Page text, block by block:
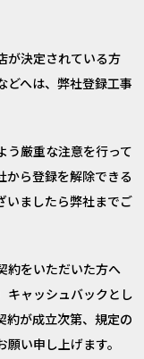
が決定されている方
どへは、弊社登録工事
う厳重な注意を行って
から登録を解除できる
いましたら弊社までご
約をいただいた方へ
キャッシュバックとし
約が成立次第、規定の
い申し上げます。